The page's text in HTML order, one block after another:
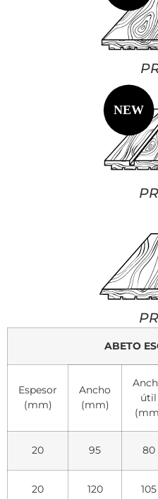
ABETO
Espesor
(mm)
Ancho
(mm)
útil
20 95 80
20 120 105